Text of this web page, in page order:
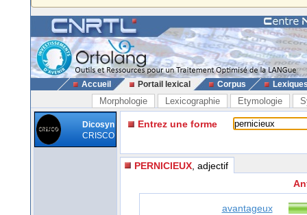
Accueil Portail lexical Corpus
Morphologie Lexicographie Etymologie
Dicosyn
CRISCO
Entrez une forme
PERNICIEUX , adjectif
avantageux